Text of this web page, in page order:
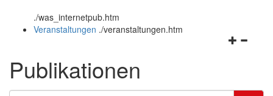
und
schließen
./was_internetpub.htm
Veranstaltungen ./veranstaltungen.htm
Publikationen